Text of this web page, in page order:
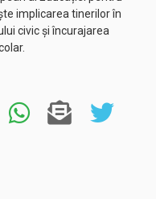
implicarea tinerilor în
civic și încurajarea